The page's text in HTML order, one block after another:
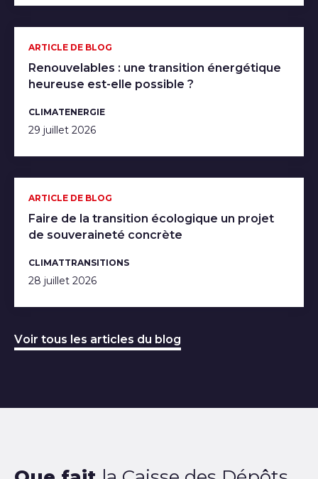
Renouvelables : une transition énergétique
heureuse est-elle possible ?
ARTICLE DE BLOG
CLIMATENERGIE
29 juillet 2026
Faire de la transition écologique un projet
de souveraineté concrète
ARTICLE DE BLOG
CLIMATTRANSITIONS
28 juillet 2026
Voir tous les articles du blog